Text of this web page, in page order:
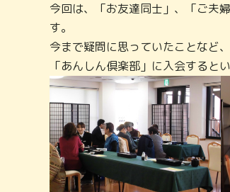
今回は、「お友達同士」、「ご夫
す。
今まで疑問に思っていたことなど
「あんしん倶楽部」に入会すると